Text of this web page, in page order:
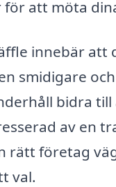
att möta
innebär att
smidigare
bidra
av en
rätt företag
val.